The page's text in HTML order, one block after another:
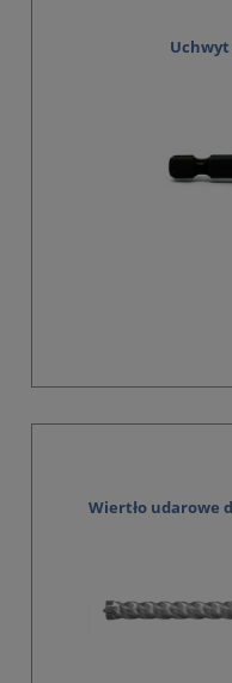
Uchwyt
Wiertło udarowe